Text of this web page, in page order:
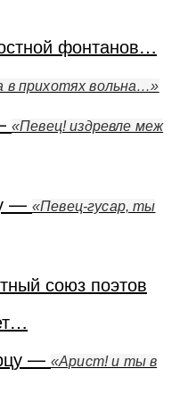
фонтанов…
в прихотях вольна…»
«Певец! издревле меж
— «Певец-гусар, ты
союз поэтов
— «Арист! и ты в